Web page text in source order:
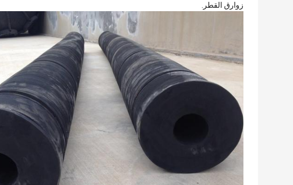
زوارق القطر.